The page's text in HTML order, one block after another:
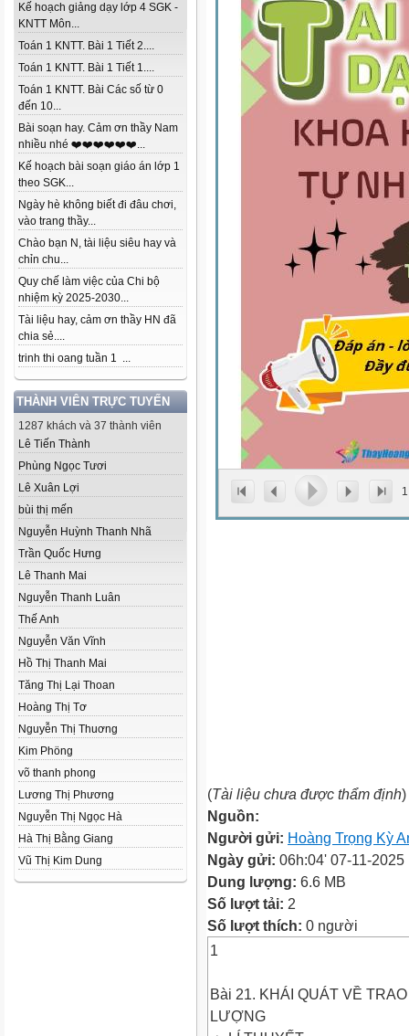
Kế hoạch giảng dạy lớp 4 SGK -
KNTT Môn...
Toán 1 KNTT. Bài 1 Tiết 2....
Toán 1 KNTT. Bài 1 Tiết 1....
Toán 1 KNTT. Bài Các số từ 0
đến 10...
Bài soạn hay. Cảm ơn thầy Nam
nhiều nhé ❤️❤️❤️❤️❤️❤️...
Kế hoạch bài soạn giáo án lớp 1
theo SGK...
Ngày hè không biết đi đâu chơi,
vào trang thầy...
Chào bạn N, tài liệu siêu hay và
chỉn chu...
Quy chế làm việc của Chi bộ
nhiệm kỳ 2025-2030...
Tài liệu hay, cảm ơn thầy HN đã
chia sẻ....
trinh thi oang tuần 1 ...
THÀNH VIÊN TRỰC TUYẾN
1287 khách và 37 thành viên
Lê Tiến Thành
Phùng Ngọc Tươi
Lê Xuân Lợi
bùi thị mến
Nguyễn Huỳnh Thanh Nhã
Trần Quốc Hưng
Lê Thanh Mai
Nguyễn Thanh Luân
Thế Anh
Nguyễn Văn Vĩnh
Hồ Thị Thanh Mai
Tăng Thị Lại Thoan
Hoàng Thị Tơ
Nguyễn Thị Thuơng
Kim Phöng
võ thanh phong
Lương Thị Phương
Nguyễn Thị Ngọc Hà
Hà Thị Bằng Giang
Vũ Thị Kim Dung
1
(Tài liệu chưa được thẩm định)
Nguồn:
Người gửi: Hoàng Trọng Kỳ
Ngày gửi: 06h:04' 07-11-2025
Dung lượng: 6.6 MB
Số lượt tải: 2
Số lượt thích: 0 người
1
Bài 21. KHÁI QUÁT VỀ
LƯỢNG